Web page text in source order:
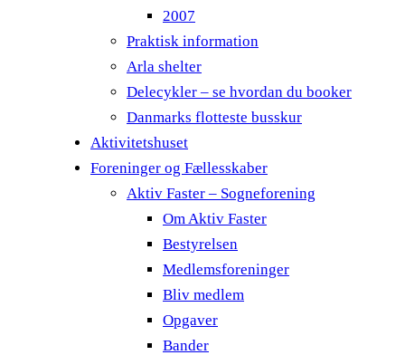
2007
Praktisk information
Arla shelter
Delecykler – se hvordan du booker
Danmarks flotteste busskur
Aktivitetshuset
Foreninger og Fællesskaber
Aktiv Faster – Sogneforening
Om Aktiv Faster
Bestyrelsen
Medlemsforeninger
Bliv medlem
Opgaver
Bander